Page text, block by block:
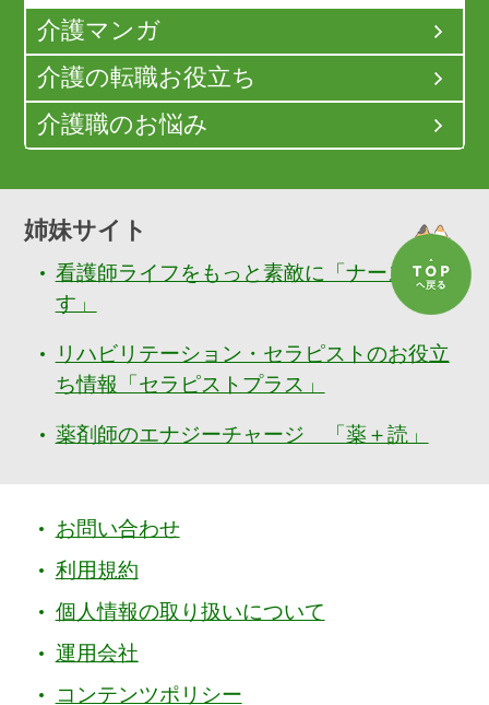
介護マンガ
介護の転職お役立ち
介護職のお悩み
姉妹サイト
看護師ライフをもっと素敵に「ナースぷら
す」
リハビリテーション・セラピストのお役立
ち情報「セラピストプラス」
薬剤師のエナジーチャージ 「薬＋読」
お問い合わせ
利用規約
個人情報の取り扱いについて
運用会社
コンテンツポリシー